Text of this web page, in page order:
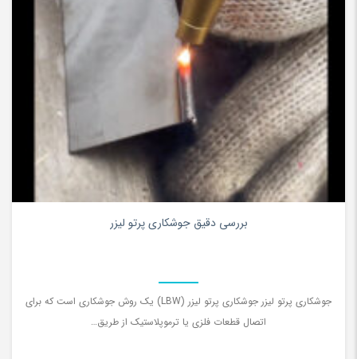
بررسی دقیق جوشکاری پرتو لیزر
جوشکاری پرتو لیزر جوشکاری پرتو لیزر (LBW) یک روش جوشکاری است که برای
اتصال قطعات فلزی یا ترموپلاستیک از طریق…